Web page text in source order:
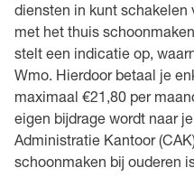
diensten in kunt schakelen
met het thuis
stelt een indicatie op,
Wmo. Hierdoor betaal je
maximaal €21,80 per
eigen bijdrage wordt naar
Administratie Kantoor
schoonmaken bij ouderen